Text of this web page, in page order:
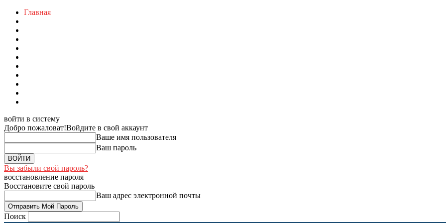
Главная
войти в систему
Добро пожаловат!Войдите в свой аккаунт
Ваше имя пользователя
Ваш пароль
Вы забыли свой пароль?
восстановление пароля
Восстановите свой пароль
Ваш адрес электронной почты
Поиск